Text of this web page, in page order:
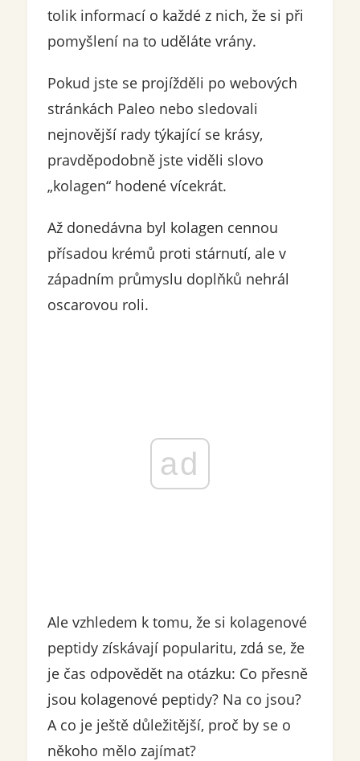
tolik informací o každé z nich, že si při
pomyšlení na to uděláte vrány.
Pokud jste se projížděli po webových
stránkách Paleo nebo sledovali
nejnovější rady týkající se krásy,
pravděpodobně jste viděli slovo
„kolagen“ hodené vícekrát.
Až donedávna byl kolagen cennou
přísadou krémů proti stárnutí, ale v
západním průmyslu doplňků nehrál
oscarovou roli.
ad
Ale vzhledem k tomu, že si kolagenové
peptidy získávají popularitu, zdá se, že
je čas odpovědět na otázku: Co přesně
jsou kolagenové peptidy? Na co jsou?
A co je ještě důležitější, proč by se o
někoho mělo zajímat?